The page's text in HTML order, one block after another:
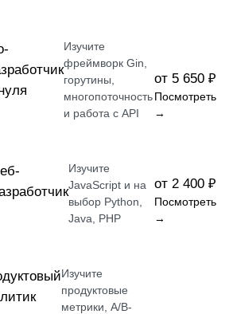
Изучите
фреймворк Gin,
горутины,
многопоточность
и работа с API
от 5 650 ₽
Посмотреть
→
Изучите
JavaScript и на
выбор Python,
Java, PHP
от 2 400 ₽
Посмотреть
→
Изучите
продуктовые
метрики, A/B-